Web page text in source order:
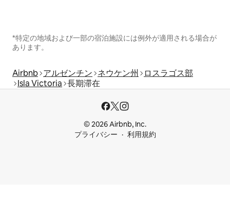
*特定の地域および一部の宿泊施設には例外が適用される場合が
あります。
Airbnb アルゼンチン ネウケン州
ロスラゴス部
Isla Victoria 長期滞在
© 2026 Airbnb, Inc.
プライバシー
利用規約